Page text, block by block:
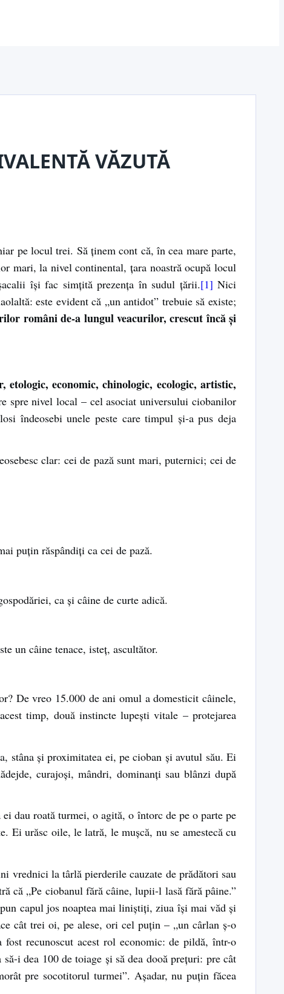
VĂZUTĂ
pe locul trei. Să ţinem cont că, în cea mare parte,
mari, la nivel continental, ţara noastră ocupă locul
îşi fac simţită prezenţa în sudul ţării.[1] Nici
este evident că „un antidot” trebuie să existe;
români de-a lungul veacurilor, crescut încă şi
etologic, economic, chinologic, ecologic, artistic,
spre nivel local – cel asociat universului ciobanilor
îndeosebi unele peste care timpul şi-a pus deja
clar: cei de pază sunt mari, puternici; cei de
puţin răspândiţi ca cei de pază.
ca şi câine de curte adică.
un câine tenace, isteţ, ascultător.
De vreo 15.000 de ani omul a domesticit câinele,
timp, două instincte lupeşti vitale – protejarea
stâna şi proximitatea ei, pe cioban şi avutul său. Ei
curajoşi, mândri, dominanţi sau blânzi după
dau roată turmei, o agită, o întorc de pe o parte pe
Ei urăsc oile, le latră, le muşcă, nu se amestecă cu
vrednici la târlă pierderile cauzate de prădători sau
că „Pe ciobanul fără câine, lupii-l lasă fără pâine.”
capul jos noaptea mai liniştiţi, ziua îşi mai văd şi
cât trei oi, pe alese, ori cel puţin – „un cârlan ş-o
recunoscut acest rol economic: de pildă, într-o
i dea 100 de toiage şi să dea dooă preţuri: pre cât
pre socotitorul turmei”. Aşadar, nu puţin făcea